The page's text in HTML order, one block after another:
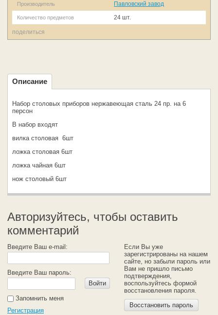
Производитель Павловский завод
Количество предметов 24 шт.
поделиться
Описание
Набор столовых приборов нержавеющая сталь 24 пр. на 6
персон
В набор входят
вилка столовая 6шт
ложка столовая 6шт
ложка чайная 6шт
нож столовый 6шт
Авторизуйтесь, чтобы оставить
комментарий
Введите Ваш e-mail:
Введите Ваш пароль:
Войти
Запомнить меня
Регистрация
Если Вы уже
зарегистрированы на нашем
сайте, но забыли пароль или
Вам не пришло письмо
подтверждения,
воспользуйтесь формой
восстановления пароля.
Восстановить пароль